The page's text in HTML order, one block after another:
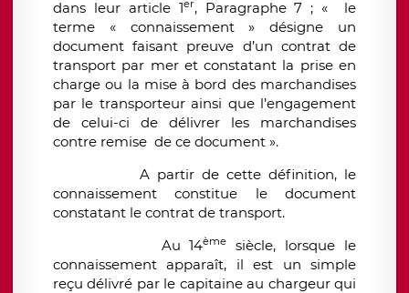
dans leur article 1er, Paragraphe 7 ; « le
terme « connaissement » désigne un
document faisant preuve d’un contrat de
transport par mer et constatant la prise en
charge ou la mise à bord des marchandises
par le transporteur ainsi que l’engagement
de celui-ci de délivrer les marchandises
contre remise de ce document ».
A partir de cette définition, le
connaissement constitue le document
constatant le contrat de transport.
Au 14ème
siècle, lorsque le
connaissement apparaît, il est un simple
reçu délivré par le capitaine au chargeur qui